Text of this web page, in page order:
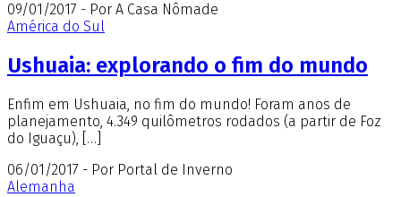
09/01/2017 - Por A Casa Nômade
América do Sul
Ushuaia: explorando o fim do mundo
Enfim em Ushuaia, no fim do mundo! Foram anos de
planejamento, 4.349 quilômetros rodados (a partir de Foz
do Iguaçu), […]
06/01/2017 - Por Portal de Inverno
Alemanha